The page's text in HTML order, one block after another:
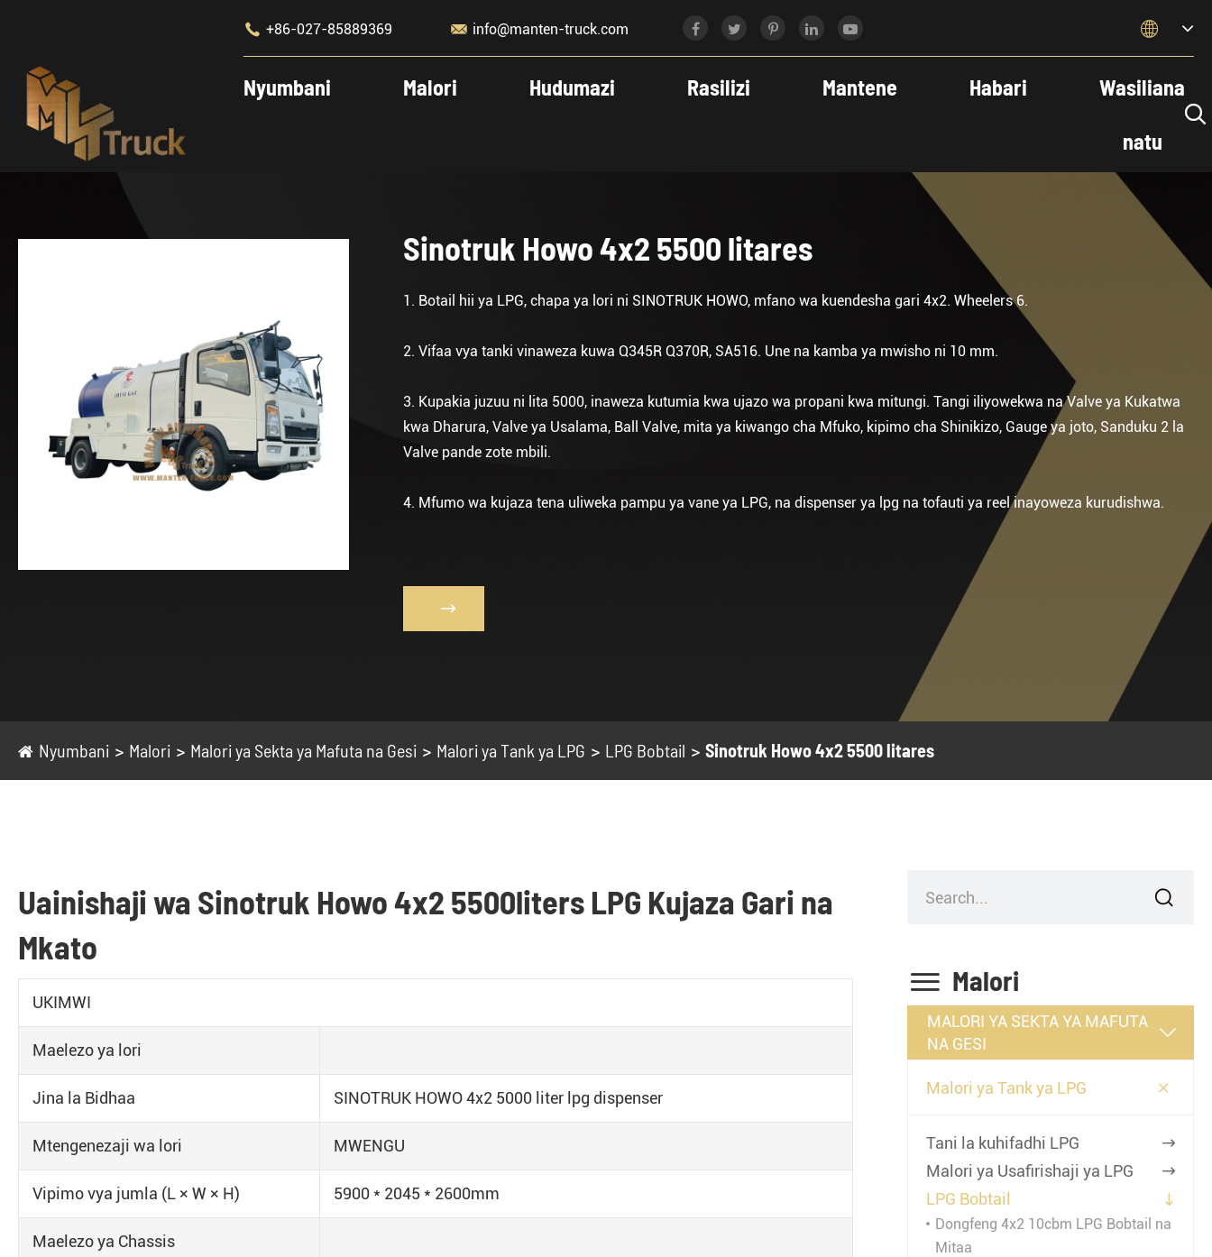
 +86-027-85889369  info@manten-truck.com 
Nyumbani Malori Hudumazi Rasilizi Mantene Habari Wasiliana
natu

Sinotruk Howo 4x2 5500 litares
1. Botail hii ya LPG, chapa ya lori ni SINOTRUK HOWO, mfano wa kuendesha gari 4x2. Wheelers 6.
2. Vifaa vya tanki vinaweza kuwa Q345R Q370R, SA516. Une na kamba ya mwisho ni 10 mm.
3. Kupakia juzuu ni lita 5000, inaweza kutumia kwa ujazo wa propani kwa mitungi. Tangi iliyowekwa na Valve ya Kukatwa
kwa Dharura, Valve ya Usalama, Ball Valve, mita ya kiwango cha Mfuko, kipimo cha Shinikizo, Gauge ya joto, Sanduku 2 la
Valve pande zote mbili.
4. Mfumo wa kujaza tena uliweka pampu ya vane ya LPG, na dispenser ya lpg na tofauti ya reel inayoweza kurudishwa.

Nyumbani Malori Malori ya Sekta ya Mafuta na Gesi Malori ya Tank ya LPG LPG Bobtail Sinotruk Howo 4x2 5500 litares
Uainishaji wa Sinotruk Howo 4x2 5500liters LPG Kujaza Gari na
Mkato
UKIMWI
Maelezo ya lori
Jina la Bidhaa SINOTRUK HOWO 4x2 5000 liter lpg dispenser
Mtengenezaji wa lori MWENGU
Vipimo vya jumla (L × W × H) 5900 * 2045 * 2600mm
Maelezo ya Chassis

 Malori
MALORI YA SEKTA YA MAFUTA
NA GESI

Malori ya Tank ya LPG 
Tani la kuhifadhi LPG 
Malori ya Usafirishaji ya LPG 
LPG Bobtail 
Dongfeng 4x2 10cbm LPG Bobtail na
Mitaa